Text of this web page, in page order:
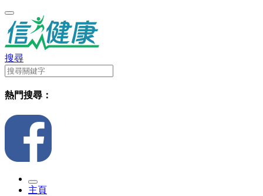
搜尋
熱門搜尋：
主頁